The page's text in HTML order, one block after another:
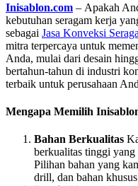
Inisablon.com – Apakah
kebutuhan seragam kerja
sebagai Jasa Konveksi
mitra terpercaya untuk
Anda, mulai dari desain
bertahun-tahun di industri
terbaik untuk perusahaan
Mengapa Memilih
Bahan Berkualitas
berkualitas tinggi yang
Pilihan bahan yang
drill, dan bahan